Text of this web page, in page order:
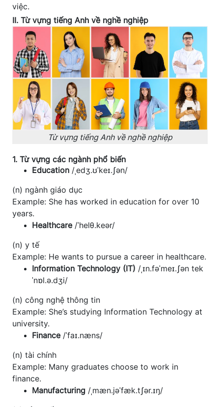
việc.
II. Từ vựng tiếng Anh về nghề nghiệp
Từ vựng tiếng Anh về nghề nghiệp
1. Từ vựng các ngành phổ biến
Education /ˌedʒ.ʊˈkeɪ.ʃən/
(n) ngành giáo dục
Example: She has worked in education for over 10
years.
Healthcare/ˈhelθ.keər/
(n) y tế
Example: He wants to pursue a career in healthcare.
Information Technology (IT) /ˌɪn.fəˈmeɪ.ʃən tek
ˈnɒl.ə.dʒi/
(n) công nghệ thông tin
Example: She’s studying Information Technology at
university.
Finance/ˈfaɪ.næns/
(n) tài chính
Example: Many graduates choose to work in
finance.
Manufacturing /ˌmæn.jəˈfæk.tʃər.ɪŋ/